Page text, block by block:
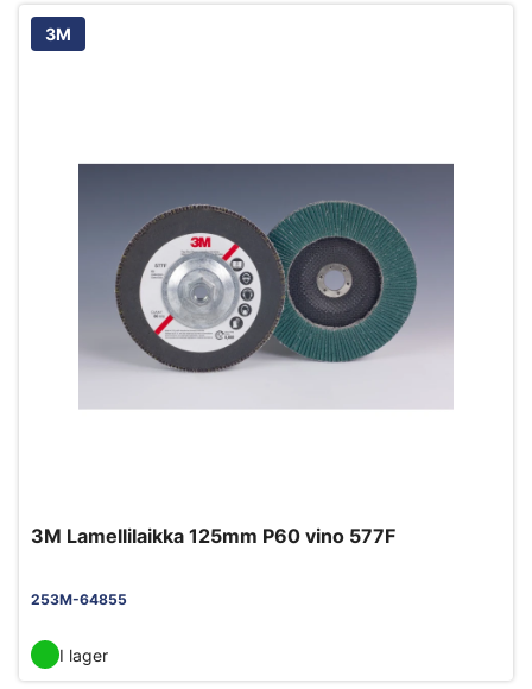
3M
3M Lamellilaikka 125mm P60 vino 577F
253M-64855
I lager